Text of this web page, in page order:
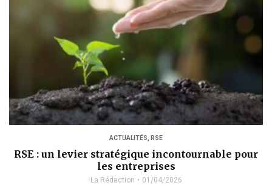
ACTUALITÉS RSE
RSE : un levier stratégique incontournable pour
les entreprises
La Rédaction 01/04/2026